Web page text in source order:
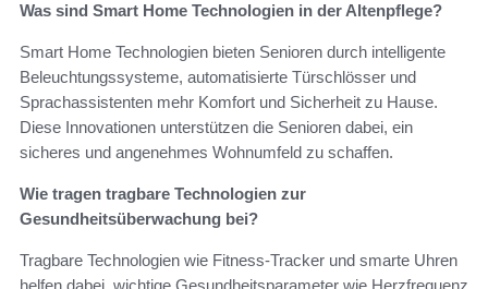
Was sind Smart Home Technologien in der Altenpflege?
Smart Home Technologien bieten Senioren durch intelligente
Beleuchtungssysteme, automatisierte Türschlösser und
Sprachassistenten mehr Komfort und Sicherheit zu Hause.
Diese Innovationen unterstützen die Senioren dabei, ein
sicheres und angenehmes Wohnumfeld zu schaffen.
Wie tragen tragbare Technologien zur
Gesundheitsüberwachung bei?
Tragbare Technologien wie Fitness-Tracker und smarte Uhren